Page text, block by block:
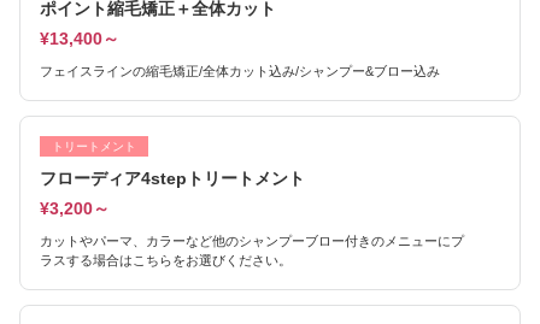
ポイント縮毛矯正＋全体カット
¥13,400～
フェイスラインの縮毛矯正/全体カット込み/シャンプー&ブロー込み
トリートメント
フローディア4stepトリートメント
¥3,200～
カットやパーマ、カラーなど他のシャンプーブロー付きのメニューにプ
ラスする場合はこちらをお選びください。